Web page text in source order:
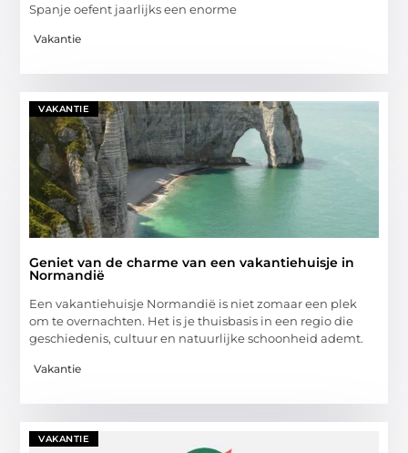
Spanje oefent jaarlijks een enorme
Vakantie
VAKANTIE
Geniet van de charme van een vakantiehuisje in
Normandië
Een vakantiehuisje Normandië is niet zomaar een plek
om te overnachten. Het is je thuisbasis in een regio die
geschiedenis, cultuur en natuurlijke schoonheid ademt.
Vakantie
VAKANTIE